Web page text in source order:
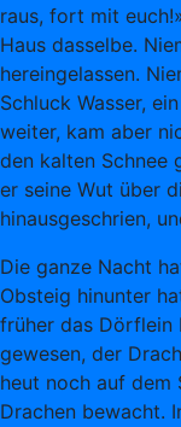
raus, fort mit
Haus dasselbe.
hereingelassen.
Schluck Wasser,
weiter, kam aber
den kalten Schnee
er seine Wut über
hinausgeschrien,
Die ganze Nacht
Obsteig hinunter
früher das Dörflein
gewesen, der
heut noch auf dem
Drachen bewacht.